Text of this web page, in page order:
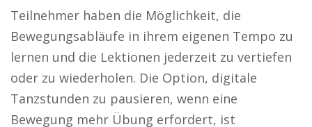
Teilnehmer haben die Möglichkeit, die
Bewegungsabläufe in ihrem eigenen Tempo zu
lernen und die Lektionen jederzeit zu vertiefen
oder zu wiederholen. Die Option, digitale
Tanzstunden zu pausieren, wenn eine
Bewegung mehr Übung erfordert, ist